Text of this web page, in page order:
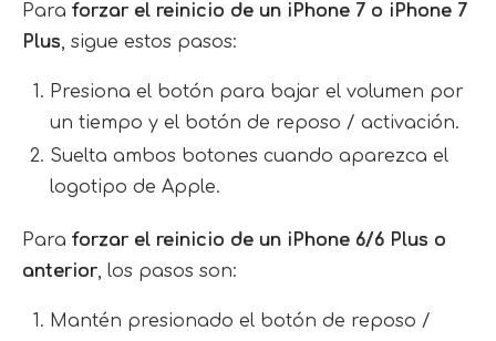
Para forzar el reinicio de un iPhone 7 o iPhone 7
Plus, sigue estos pasos:
Presiona el botón para bajar el volumen por
un tiempo y el botón de reposo / activación.
Suelta ambos botones cuando aparezca el
logotipo de Apple.
Para forzar el reinicio de un iPhone 6/6 Plus o
anterior, los pasos son:
Mantén presionado el botón de reposo /